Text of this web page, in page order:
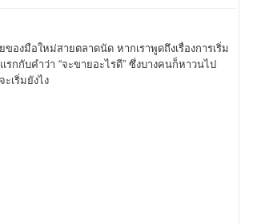
องมือใหม่สายตลาดนัด หากเราพูดถึงเรื่องการเริ่ม
กับคำว่า “จะขายอะไรดี” ซึ่งบางคนก็หาวนไป
เริ่มยังไง